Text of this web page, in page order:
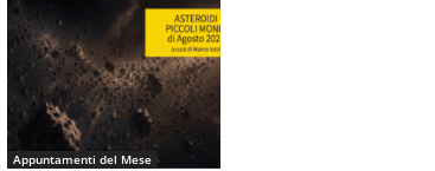
Appuntamenti del Mese